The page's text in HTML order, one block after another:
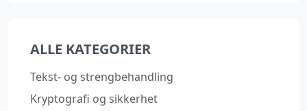
ALLE KATEGORIER
Tekst- og strengbehandling
Kryptografi og sikkerhet